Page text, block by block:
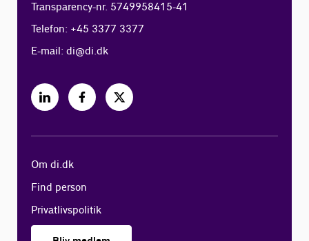
Transparency-nr. 5749958415-41
Telefon: +45 3377 3377
E-mail:di@di.dk
Om di.dk
Find person
Privatlivspolitik